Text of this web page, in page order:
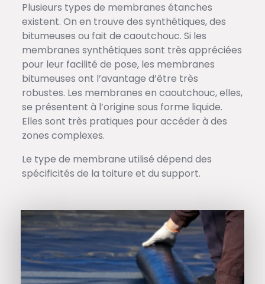
Plusieurs types de membranes étanches
existent. On en trouve des synthétiques, des
bitumeuses ou fait de caoutchouc. Si les
membranes synthétiques sont très appréciées
pour leur facilité de pose, les membranes
bitumeuses ont l’avantage d’être très
robustes. Les membranes en caoutchouc, elles,
se présentent à l’origine sous forme liquide.
Elles sont très pratiques pour accéder à des
zones complexes.
Le type de membrane utilisé dépend des
spécificités de la toiture et du support.